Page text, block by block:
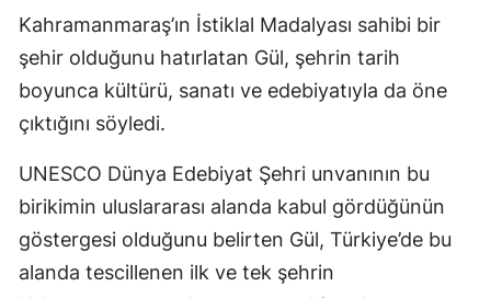
Kahramanmaraş’ın İstiklal Madalyası sahibi bir
şehir olduğunu hatırlatan Gül, şehrin tarih
boyunca kültürü, sanatı ve edebiyatıyla da öne
çıktığını söyledi.
UNESCO Dünya Edebiyat Şehri unvanının bu
birikimin uluslararası alanda kabul gördüğünün
göstergesi olduğunu belirten Gül, Türkiye’de bu
alanda tescillenen ilk ve tek şehrin